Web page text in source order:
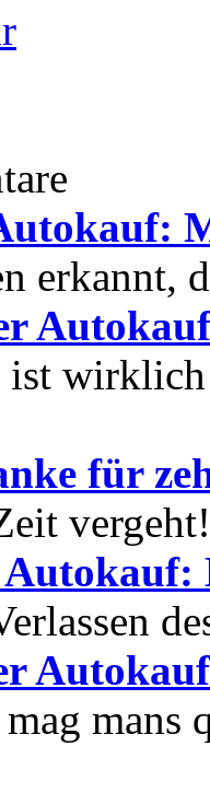
erkannt,
wirklich
für
mans